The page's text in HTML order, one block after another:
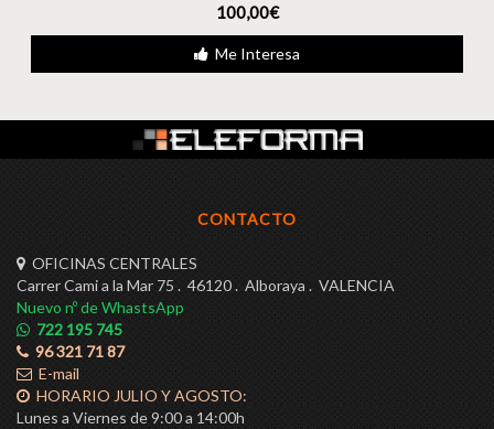
100,00€
Me Interesa
CONTACTO
OFICINAS CENTRALES
Carrer Cami a la Mar 75 . 46120 . Alboraya . VALENCIA
Nuevo nº de WhastsApp
722 195 745
96 321 71 87
E-mail
HORARIO JULIO Y AGOSTO:
Lunes a Viernes de 9:00 a 14:00h